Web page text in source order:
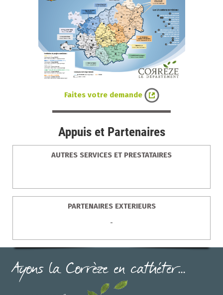
Faites votre demande
Appuis et Partenaires
AUTRES SERVICES ET PRESTATAIRES
PARTENAIRES EXTERIEURS
-
Ayons la Corrèze en cathéter...